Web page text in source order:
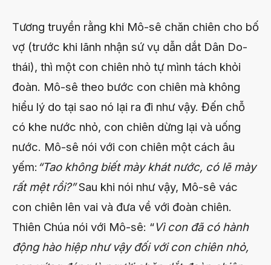
Tương truyền rằng khi Mô-sê chăn chiên cho bố
vợ (trước khi lãnh nhận sứ vụ dẫn dắt Dân Do-
thái), thì một con chiên nhỏ tự mình tách khỏi
đoàn. Mô-sê theo bước con chiên mà không
hiểu lý do tại sao nó lại ra đi như vậy. Đến chỗ
có khe nước nhỏ, con chiên dừng lại và uống
nước. Mô-sê nói với con chiên một cách âu
yếm: “Tao không biết mày khát nước, có lẽ mày
rất mệt rồi?”Sau khi nói như vậy, Mô-sê vác
con chiên lên vai và đưa về với đoàn chiên.
Thiên Chúa nói với Mô-sê: “Vì con đã có hành
động hào hiệp như vậy đối với con chiên nhỏ,